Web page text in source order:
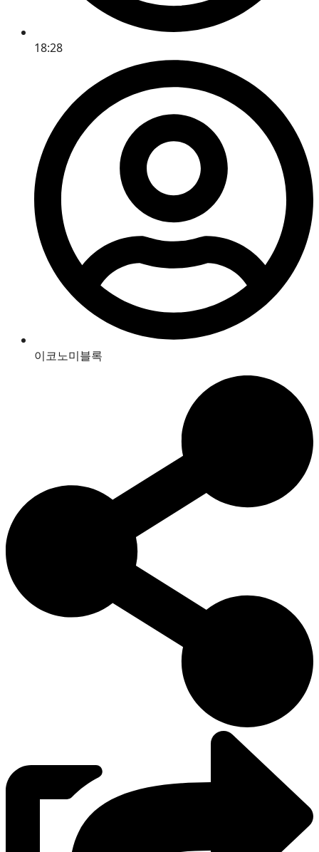
18:28
이코노미블록